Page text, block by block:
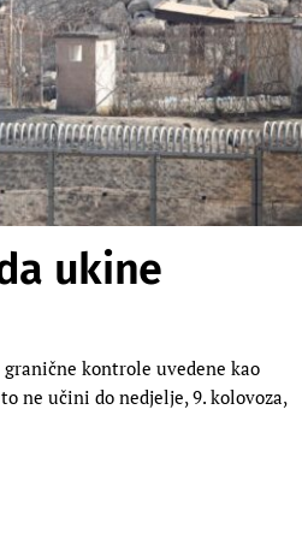
ukine
kontrole uvedene kao
ne učini do nedjelje, 9. kolovoza,